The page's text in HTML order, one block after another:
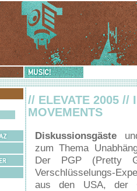
Music!
// ELEVATE 2005 //
MOVEMENTS
Diskussionsgäste
zum Thema
Der PGP (Pretty
Verschlüsselungs-
aus den USA, der